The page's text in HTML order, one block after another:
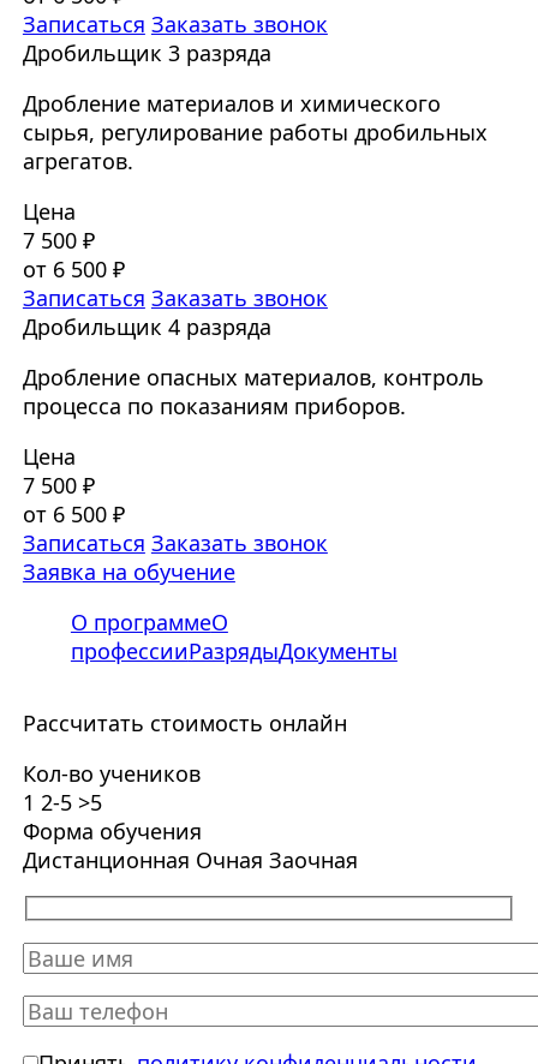
Записаться Заказать звонок
Дробильщик 3 разряда
Дробление материалов и химического
сырья, регулирование работы дробильных
агрегатов.
Цена
7 500 ₽
от 6 500 ₽
Записаться Заказать звонок
Дробильщик 4 разряда
Дробление опасных материалов, контроль
процесса по показаниям приборов.
Цена
7 500 ₽
от 6 500 ₽
Записаться Заказать звонок
Заявка на обучение
О программеО
профессииРазрядыДокументы
Рассчитать стоимость онлайн
Кол-во учеников
1 2-5 >5
Форма обучения
Дистанционная Очная Заочная